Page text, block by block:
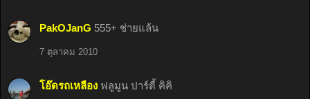
PakOJanG 555+ ช่ายแล้น
7 ตุลาคม 2010
โอ๊ดรถเหลือง ฟลูมูน ปาร์ตี้ คิคิ